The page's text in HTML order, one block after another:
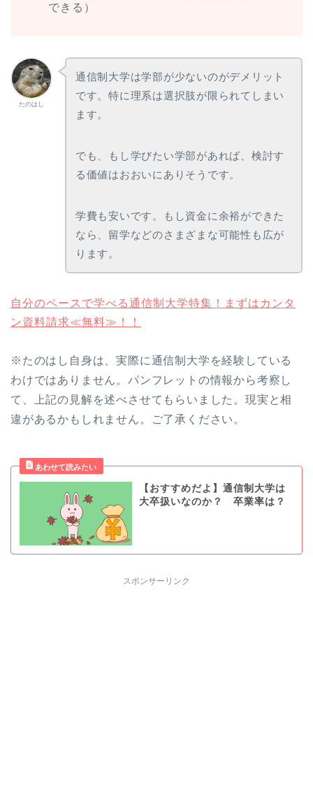
できる）
たのはし
通信制大学は学部が少ないのがデメリット
です。特に理系は選択肢が限られてしまい
ます。
でも、もし学びたい学部があれば、検討す
る価値はおおいにありそうです。
学費も安いです。もし資金に余裕ができた
なら、留学などのさまざまな可能性も広が
ります。
自分のペースで学べる通信制大学特集！まずはカンタ
ン資料請求≪無料≫！！
※たのはし自身は、実際に通信制大学を経験している
わけではありません。パンフレットの情報から考察し
て、上記の見解を述べさせてもらいました。現実と相
違があるかもしれません。ご了承ください。
【おすすめだよ】通信制大学は
大卒扱いなのか？ 卒業率は？
スポンサーリンク